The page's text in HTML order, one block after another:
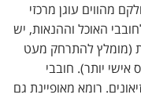
מהווים עוגן מרכזי
האוכל וההנאות, יש
(מומלץ להתרחק מעט
אישי יותר). חובבי
רומא מאופיינת גם